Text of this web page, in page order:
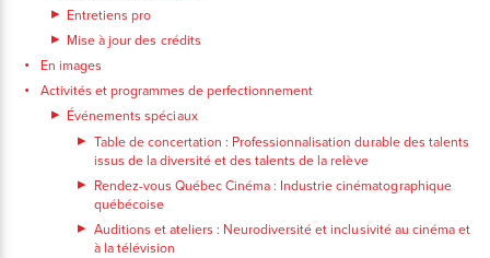
Entretiens pro
Mise à jour des crédits
En images
Activités et programmes de perfectionnement
Événements spéciaux
Table de concertation : Professionnalisation durable des talents
issus de la diversité et des talents de la relève
Rendez-vous Québec Cinéma : Industrie cinématographique
québécoise
Auditions et ateliers : Neurodiversité et inclusivité au cinéma et
à la télévision